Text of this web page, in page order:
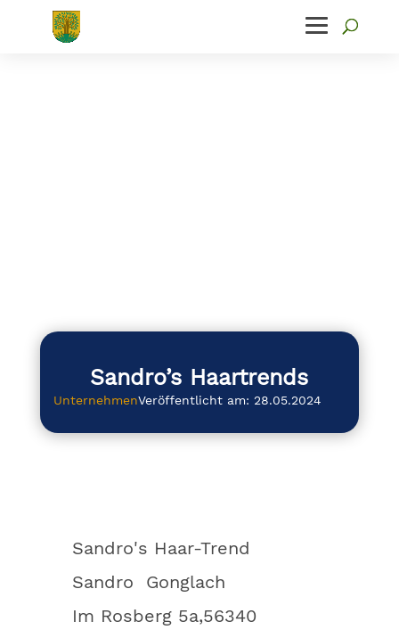
Sandro’s Haartrends
UnternehmenVeröffentlicht am: 28.05.2024
Sandro's Haar-Trend
Sandro Gonglach
Im Rosberg 5a,56340